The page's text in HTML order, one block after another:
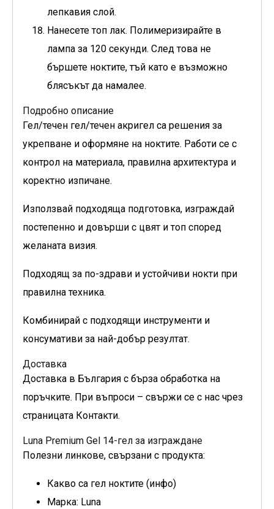
лепкавия слой.
Нанесете топ лак. Полимеризирайте в
лампа за 120 секунди. След това не
бършете ноктите, тъй като е възможно
блясъкът да намалее.
Подробно описание
Гел/течен гел/течен акригел са решения за
укрепване и оформяне на ноктите. Работи се с
контрол на материала, правилна архитектура и
коректно изпичане.
Използвай подходяща подготовка, изграждай
постепенно и довърши с цвят и топ според
желаната визия.
Подходящ за по-здрави и устойчиви нокти при
правилна техника.
Комбинирай с подходящи инструменти и
консумативи за най-добър резултат.
Доставка
Доставка в България с бърза обработка на
поръчките. При въпроси – свържи се с нас чрез
страницата Контакти.
Luna Premium Gel 14-гел за изграждане
Полезни линкове, свързани с продукта:
Какво са гел ноктите (инфо)
Марка: Luna